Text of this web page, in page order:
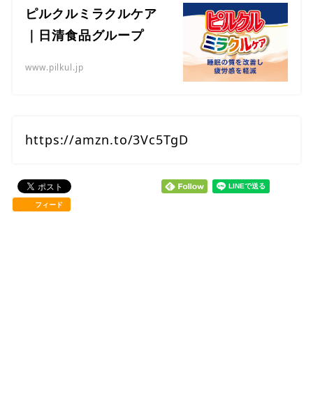
ピルクルミラクルケア
｜日清食品グループ
www.pilkul.jp
https://amzn.to/3Vc5TgD
フィード